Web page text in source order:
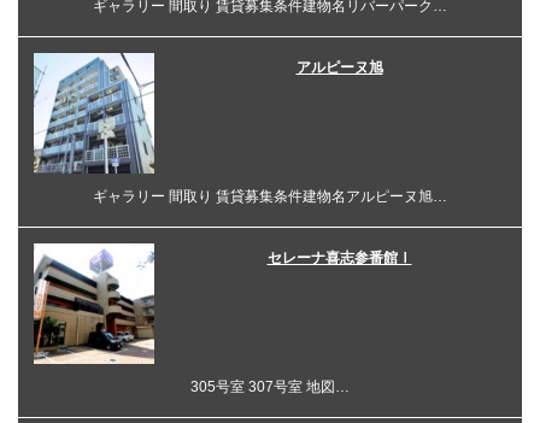
ギャラリー 間取り 賃貸募集条件建物名リバーパーク…
アルピーヌ旭
ギャラリー 間取り 賃貸募集条件建物名アルピーヌ旭…
セレーナ喜志参番館Ⅰ
305号室 307号室 地図…